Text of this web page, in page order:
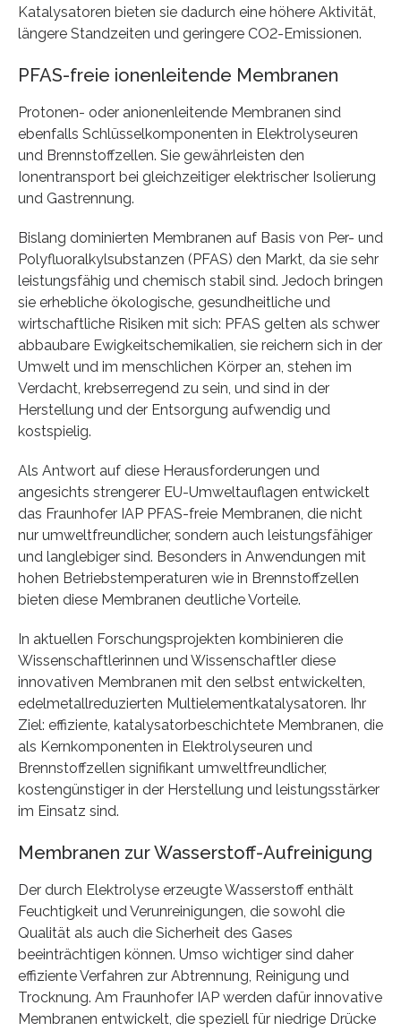
Katalysatoren bieten sie dadurch eine höhere Aktivität,
längere Standzeiten und geringere CO2-Emissionen.
PFAS-freie ionenleitende Membranen
Protonen- oder anionenleitende Membranen sind
ebenfalls Schlüsselkomponenten in Elektrolyseuren
und Brennstoffzellen. Sie gewährleisten den
Ionentransport bei gleichzeitiger elektrischer Isolierung
und Gastrennung.
Bislang dominierten Membranen auf Basis von Per- und
Polyfluoralkylsubstanzen (PFAS) den Markt, da sie sehr
leistungsfähig und chemisch stabil sind. Jedoch bringen
sie erhebliche ökologische, gesundheitliche und
wirtschaftliche Risiken mit sich: PFAS gelten als schwer
abbaubare Ewigkeitschemikalien, sie reichern sich in der
Umwelt und im menschlichen Körper an, stehen im
Verdacht, krebserregend zu sein, und sind in der
Herstellung und der Entsorgung aufwendig und
kostspielig.
Als Antwort auf diese Herausforderungen und
angesichts strengerer EU-Umweltauflagen entwickelt
das Fraunhofer IAP PFAS-freie Membranen, die nicht
nur umweltfreundlicher, sondern auch leistungsfähiger
und langlebiger sind. Besonders in Anwendungen mit
hohen Betriebstemperaturen wie in Brennstoffzellen
bieten diese Membranen deutliche Vorteile.
In aktuellen Forschungsprojekten kombinieren die
Wissenschaftlerinnen und Wissenschaftler diese
innovativen Membranen mit den selbst entwickelten,
edelmetallreduzierten Multielementkatalysatoren. Ihr
Ziel: effiziente, katalysatorbeschichtete Membranen, die
als Kernkomponenten in Elektrolyseuren und
Brennstoffzellen signifikant umweltfreundlicher,
kostengünstiger in der Herstellung und leistungsstärker
im Einsatz sind.
Membranen zur Wasserstoff-Aufreinigung
Der durch Elektrolyse erzeugte Wasserstoff enthält
Feuchtigkeit und Verunreinigungen, die sowohl die
Qualität als auch die Sicherheit des Gases
beeinträchtigen können. Umso wichtiger sind daher
effiziente Verfahren zur Abtrennung, Reinigung und
Trocknung. Am Fraunhofer IAP werden dafür innovative
Membranen entwickelt, die speziell für niedrige Drücke